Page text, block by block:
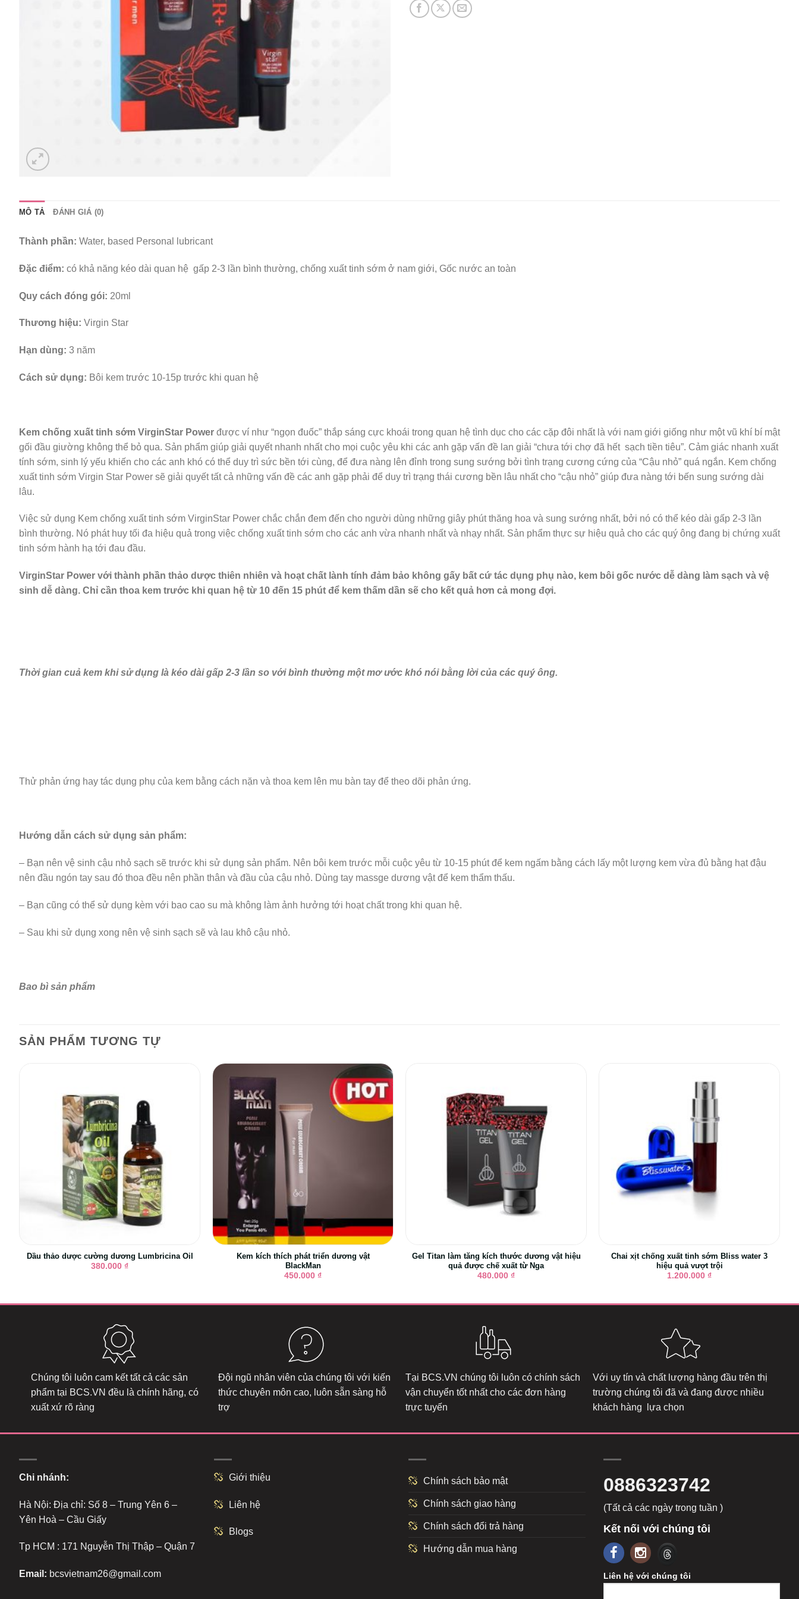
MÔ TẢ ĐÁNH GIÁ (0)
Thành phần: Water, based Personal lubricant
Đặc điểm: có khả năng kéo dài quan hệ gấp 2-3 lần bình thường, chống xuất tinh sớm ở nam giới, Gốc nước an toàn
Quy cách đóng gói: 20ml
Thương hiệu: Virgin Star
Hạn dùng: 3 năm
Cách sử dụng: Bôi kem trước 10-15p trước khi quan hệ
Kem chống xuất tinh sớm VirginStar Power được ví như “ngọn đuốc” thắp sáng cực khoái trong quan hệ tình dục cho các cặp đôi nhất là với nam giới giống như một vũ khí bí mật
gối đầu giường không thể bỏ qua. Sản phẩm giúp giải quyết nhanh nhất cho mọi cuộc yêu khi các anh gặp vấn đề lan giải “chưa tới chợ đã hết sạch tiền tiêu”. Cảm giác nhanh xuất
tính sớm, sinh lý yếu khiến cho các anh khó có thể duy trì sức bền tới cùng, để đưa nàng lên đỉnh trong sung sướng bởi tình trạng cương cứng của “Cậu nhỏ” quá ngắn. Kem chống
xuất tinh sớm Virgin Star Power sẽ giải quyết tất cả những vấn đề các anh gặp phải để duy trì trạng thái cương bền lâu nhất cho “cậu nhỏ” giúp đưa nàng tới bến sung sướng dài
lâu.
Việc sử dụng Kem chống xuất tinh sớm VirginStar Power chắc chắn đem đến cho người dùng những giây phút thăng hoa và sung sướng nhất, bởi nó có thể kéo dài gấp 2-3 lần
bình thường. Nó phát huy tối đa hiệu quả trong việc chống xuất tinh sớm cho các anh vừa nhanh nhất và nhạy nhất. Sản phẩm thực sự hiệu quả cho các quý ông đang bị chứng xuất
tinh sớm hành hạ tới đau đầu.
VirginStar Power với thành phần thảo dược thiên nhiên và hoạt chất lành tính đảm bảo không gấy bất cứ tác dụng phụ nào, kem bôi gốc nước dễ dàng làm sạch và vệ
sinh dễ dàng. Chỉ cần thoa kem trước khi quan hệ từ 10 đến 15 phút để kem thấm dần sẽ cho kết quả hơn cả mong đợi.
Thời gian cuả kem khi sử dụng là kéo dài gấp 2-3 lần so với bình thường một mơ ước khó nói bằng lời của các quý ông.
Thử phản ứng hay tác dụng phụ của kem bằng cách nặn và thoa kem lên mu bàn tay để theo dõi phản ứng.
Hướng dẫn cách sử dụng sản phẩm:
– Bạn nên vệ sinh cậu nhỏ sạch sẽ trước khi sử dụng sản phẩm. Nên bôi kem trước mỗi cuộc yêu từ 10-15 phút để kem ngấm bằng cách lấy một lượng kem vừa đủ bằng hạt đậu
nên đầu ngón tay sau đó thoa đều nên phần thân và đầu của cậu nhỏ. Dùng tay massge dương vật để kem thẩm thấu.
– Bạn cũng có thể sử dụng kèm với bao cao su mà không làm ảnh hưởng tới hoạt chất trong khi quan hệ.
– Sau khi sử dụng xong nên vệ sinh sạch sẽ và lau khô cậu nhỏ.
Bao bì sản phẩm
SẢN PHẨM TƯƠNG TỰ
Dầu thảo dược cường dương Lumbricina Oil
380.000 ₫
Kem kích thích phát triển dương vật
BlackMan
450.000 ₫
Gel Titan làm tăng kích thước dương vật hiệu
quả được chế xuất từ Nga
480.000 ₫
Chai xịt chống xuất tinh sớm Bliss water 3
hiệu quả vượt trội
1.200.000 ₫
Chúng tôi luôn cam kết tất cả các sản
phẩm tại BCS.VN đều là chính hãng, có
xuất xứ rõ ràng
Đội ngũ nhân viên của chúng tôi với kiến
thức chuyên môn cao, luôn sẵn sàng hỗ
trợ
Tại BCS.VN chúng tôi luôn có chính sách
vận chuyển tốt nhất cho các đơn hàng
trực tuyến
Với uy tín và chất lượng hàng đầu trên thị
trường chúng tôi đã và đang được nhiều
khách hàng lựa chọn
Chi nhánh:
Hà Nội: Địa chỉ: Số 8 – Trung Yên 6 –
Yên Hoà – Cầu Giấy
Tp HCM : 171 Nguyễn Thị Thập – Quận 7
Email: bcsvietnam26@gmail.com
Giới thiệu
Liên hệ
Blogs
Chính sách bảo mật
Chính sách giao hàng
Chính sách đổi trả hàng
Hướng dẫn mua hàng
0886323742
(Tất cả các ngày trong tuần )
Kết nối với chúng tôi
Liên hệ với chúng tôi